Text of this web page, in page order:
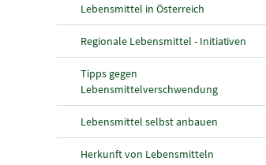
Lebensmittel in Österreich
Regionale Lebensmittel - Initiativen
Tipps gegen
Lebensmittelverschwendung
Lebensmittel selbst anbauen
Herkunft von Lebensmitteln